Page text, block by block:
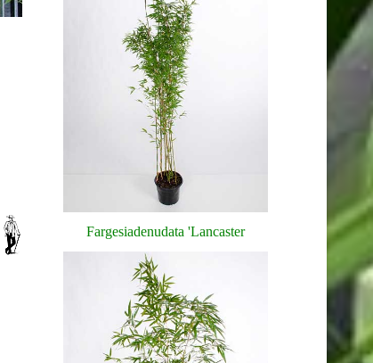
Fargesiadenudata 'Lancaster